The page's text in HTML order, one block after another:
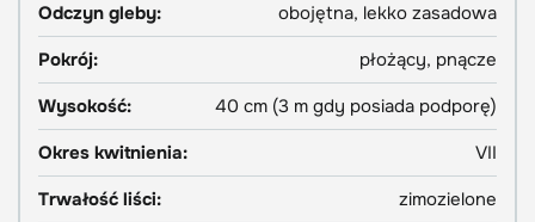
Odczyn gleby:
obojętna, lekko zasadowa
Pokrój:
płożący, pnącze
Wysokość:
40 cm (3 m gdy posiada podporę)
Okres kwitnienia:
VII
Trwałość liści:
zimozielone